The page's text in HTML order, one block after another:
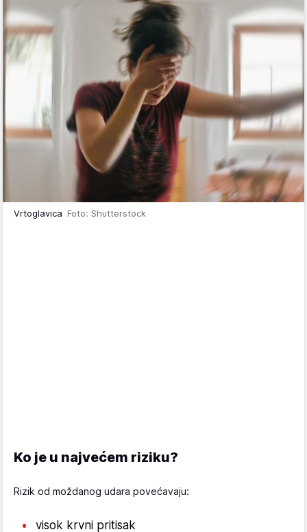
Vrtoglavica Foto: Shutterstock
Ko je u najvećem riziku?
Rizik od moždanog udara povećavaju:
visok krvni pritisak